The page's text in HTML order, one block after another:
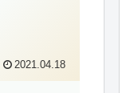
2021.04.18